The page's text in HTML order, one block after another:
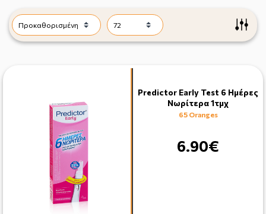
Predictor Early Test 6 Ημέρες
Νωρίτερα 1τμχ
65 Oranges
6.90€